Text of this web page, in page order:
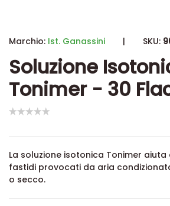
Marchio: Ist. Ganassini | SKU:
Soluzione
Tonimer - 30
La soluzione isotonica Tonimer
fastidi provocati da aria
o secco.